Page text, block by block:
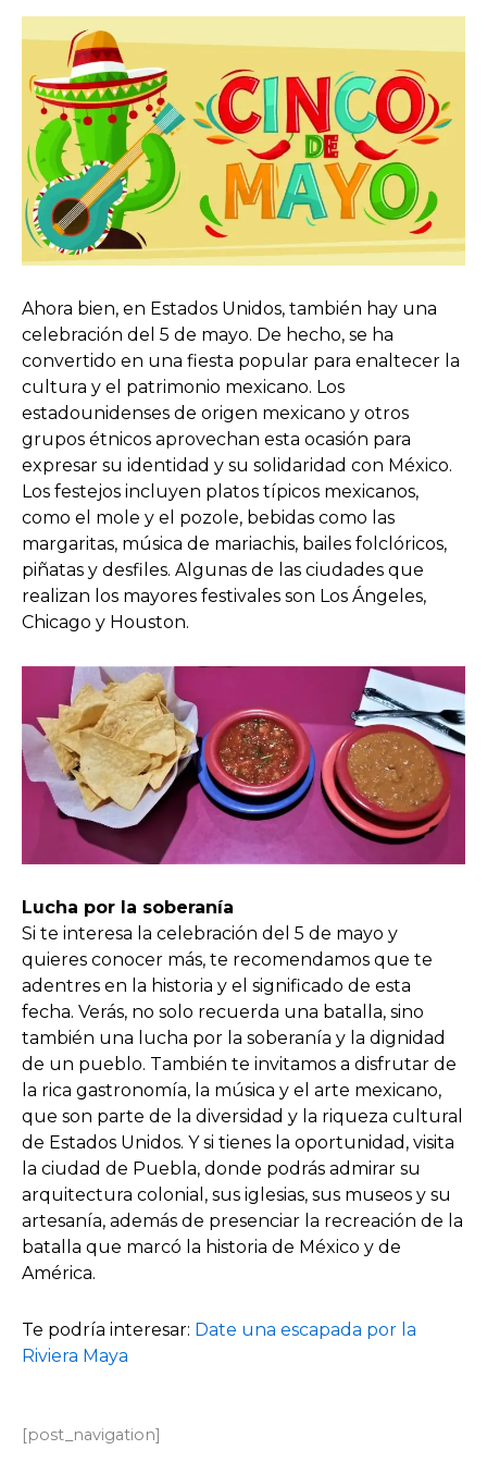
Ahora bien, en Estados Unidos, también hay una
celebración del 5 de mayo. De hecho, se ha
convertido en una fiesta popular para enaltecer la
cultura y el patrimonio mexicano. Los
estadounidenses de origen mexicano y otros
grupos étnicos aprovechan esta ocasión para
expresar su identidad y su solidaridad con México.
Los festejos incluyen platos típicos mexicanos,
como el mole y el pozole, bebidas como las
margaritas, música de mariachis, bailes folclóricos,
piñatas y desfiles. Algunas de las ciudades que
realizan los mayores festivales son Los Ángeles,
Chicago y Houston.
Lucha por la soberanía
Si te interesa la celebración del 5 de mayo y
quieres conocer más, te recomendamos que te
adentres en la historia y el significado de esta
fecha. Verás, no solo recuerda una batalla, sino
también una lucha por la soberanía y la dignidad
de un pueblo. También te invitamos a disfrutar de
la rica gastronomía, la música y el arte mexicano,
que son parte de la diversidad y la riqueza cultural
de Estados Unidos. Y si tienes la oportunidad, visita
la ciudad de Puebla, donde podrás admirar su
arquitectura colonial, sus iglesias, sus museos y su
artesanía, además de presenciar la recreación de la
batalla que marcó la historia de México y de
América.
Te podría interesar: Date una escapada por la
Riviera Maya
[post_navigation]